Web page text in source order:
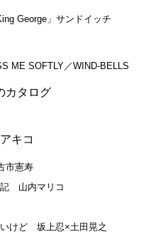
George」サンドイッチ
ME SOFTLY／WIND-BELLS
カタログ
キコ
市憲寿
記 山内マリコ
けど 坂上忍×土田晃之